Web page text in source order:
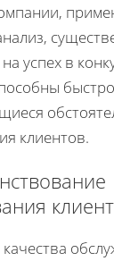
успех в
клиентов.